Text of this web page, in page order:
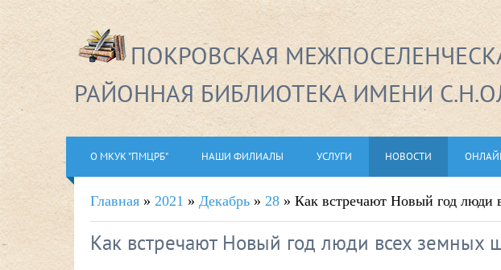
ПОКРОВСКАЯ
РАЙОННАЯ БИБЛИОТЕКА ИМЕНИ
О МКУК "ПМЦРБ" НАШИ ФИЛИАЛЫ УСЛУГИ НОВОСТИ
Главная » 2021 » Декабрь » 28 » Как встречают Новый год люди
Как встречают Новый год люди всех земных